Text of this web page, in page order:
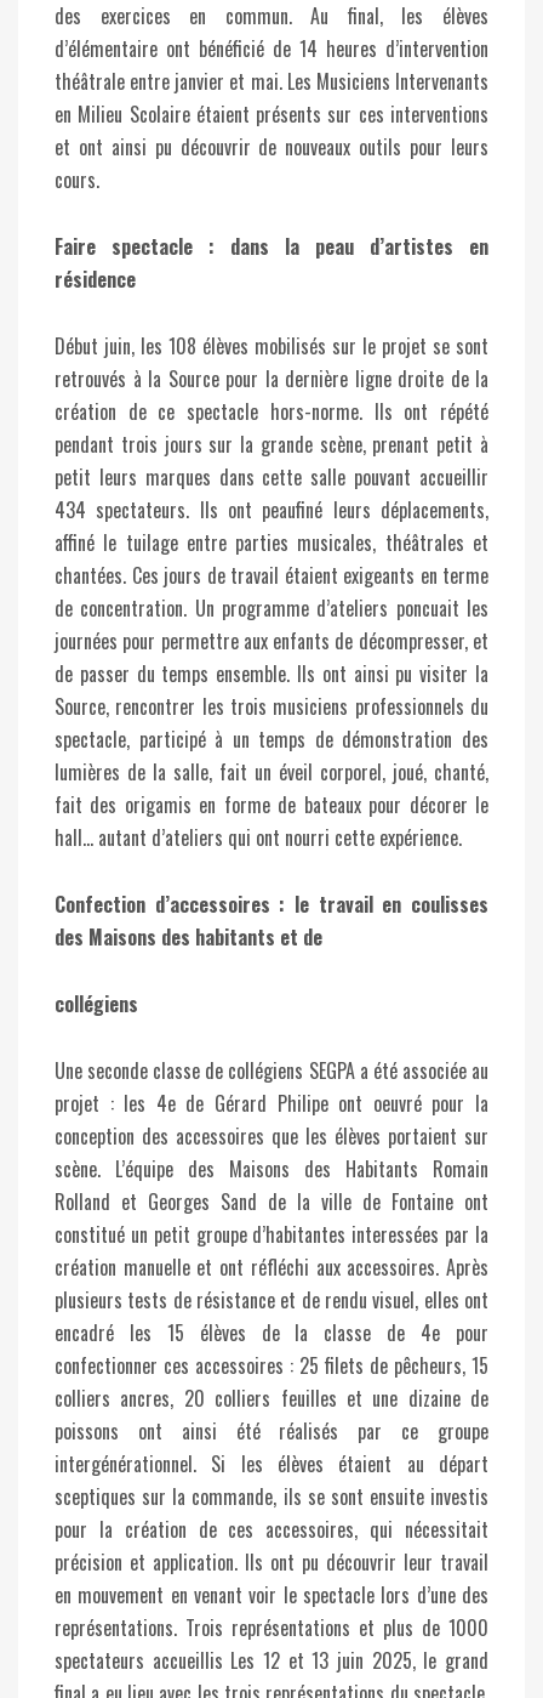
des exercices en commun. Au final, les élèves
d’élémentaire ont bénéficié de 14 heures d’intervention
théâtrale entre janvier et mai. Les Musiciens Intervenants
en Milieu Scolaire étaient présents sur ces interventions
et ont ainsi pu découvrir de nouveaux outils pour leurs
cours.
Faire spectacle : dans la peau d’artistes en
résidence
Début juin, les 108 élèves mobilisés sur le projet se sont
retrouvés à la Source pour la dernière ligne droite de la
création de ce spectacle hors-norme. Ils ont répété
pendant trois jours sur la grande scène, prenant petit à
petit leurs marques dans cette salle pouvant accueillir
434 spectateurs. Ils ont peaufiné leurs déplacements,
affiné le tuilage entre parties musicales, théâtrales et
chantées. Ces jours de travail étaient exigeants en terme
de concentration. Un programme d’ateliers poncuait les
journées pour permettre aux enfants de décompresser, et
de passer du temps ensemble. Ils ont ainsi pu visiter la
Source, rencontrer les trois musiciens professionnels du
spectacle, participé à un temps de démonstration des
lumières de la salle, fait un éveil corporel, joué, chanté,
fait des origamis en forme de bateaux pour décorer le
hall… autant d’ateliers qui ont nourri cette expérience.
Confection d’accessoires : le travail en coulisses
des Maisons des habitants et de
collégiens
Une seconde classe de collégiens SEGPA a été associée au
projet : les 4e de Gérard Philipe ont oeuvré pour la
conception des accessoires que les élèves portaient sur
scène. L’équipe des Maisons des Habitants Romain
Rolland et Georges Sand de la ville de Fontaine ont
constitué un petit groupe d’habitantes interessées par la
création manuelle et ont réfléchi aux accessoires. Après
plusieurs tests de résistance et de rendu visuel, elles ont
encadré les 15 élèves de la classe de 4e pour
confectionner ces accessoires : 25 filets de pêcheurs, 15
colliers ancres, 20 colliers feuilles et une dizaine de
poissons ont ainsi été réalisés par ce groupe
intergénérationnel. Si les élèves étaient au départ
sceptiques sur la commande, ils se sont ensuite investis
pour la création de ces accessoires, qui nécessitait
précision et application. Ils ont pu découvrir leur travail
en mouvement en venant voir le spectacle lors d’une des
représentations. Trois représentations et plus de 1000
spectateurs accueillis Les 12 et 13 juin 2025, le grand